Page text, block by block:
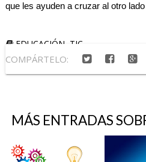
que les ayuden a cruzar al otro
EDUCACIÓN TIC
COMPÁRTELO:
MÁS ENTRADAS